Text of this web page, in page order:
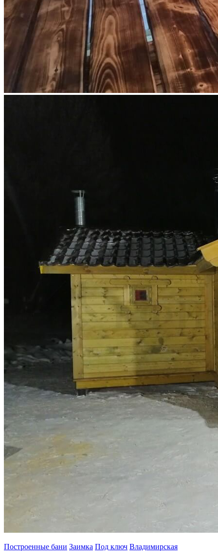
Построенные бани Заимка Под ключ Владимирская